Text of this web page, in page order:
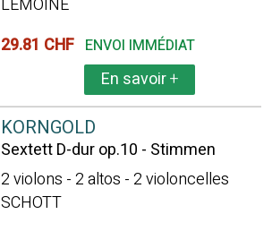
LEMOINE
29.81 CHF ENVOI IMMÉDIAT
En savoir+
KORNGOLD
Sextett D-dur op.10 - Stimmen
2 violons - 2 altos - 2 violoncelles
SCHOTT